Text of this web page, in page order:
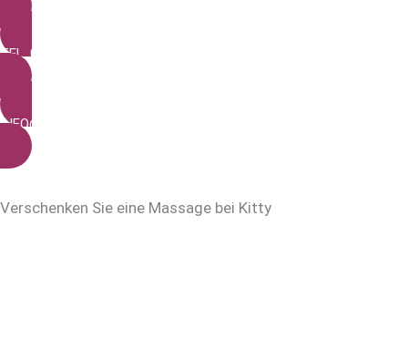
TEL. 0711 93 30 96 80
INFO@KITTYS-THAIMASSAGE.DE
Verschenken Sie eine Massage bei Kitty